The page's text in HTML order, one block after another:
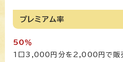
プレミアム率
50％
1口3,000円分を2,000円で販